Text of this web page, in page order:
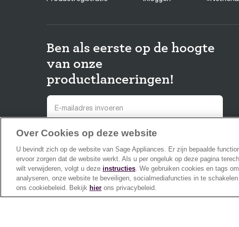
Ben als eerste op de hoogte
van onze
productlanceringen!
Meld je aan en ontvang 10% korting op je eerste
promoties, enquêtes en meer van ons en onze gelieerde
merken, en bevestigt dat je kennis hebt genomen van ons
Privacy Policy. Je kunt je op elk moment afmelden.
Aanmelden
Over Cookies op deze website
U bevindt zich op de website van Sage Appliances. Er zijn bepaalde
ervoor zorgen dat de website werkt. Als u per ongeluk op deze pagina
wilt verwijderen, volgt u deze instructies. We gebruiken cookies en tags
analyseren, onze website te beveiligen, socialmediafuncties in te
ons cookiebeleid. Bekijk hier ons privacybeleid.